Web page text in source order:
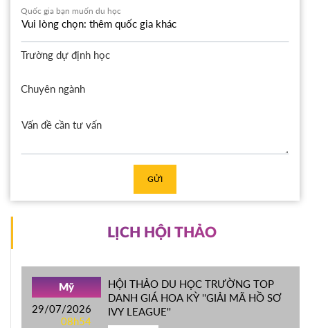
Quốc gia bạn muốn du học
Trường dự định học
Chuyên ngành
GỬI
LỊCH HỘI THẢO
Mỹ
29/07/2026
08h54
HỘI THẢO DU HỌC TRƯỜNG TOP
DANH GIÁ HOA KỲ ''GIẢI MÃ HỒ SƠ
IVY LEAGUE''